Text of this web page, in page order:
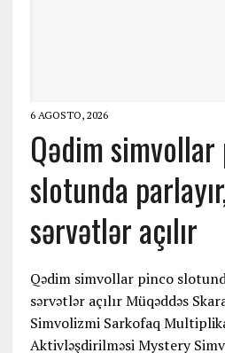
6 AGOSTO, 2026
Qədim
slotunda
sərvətlər açılır
Qədim simvollar pinco
sərvətlər açılır Müqəddəs
Simvolizmi Sarkofaq
Aktivləşdirilməsi Mystery